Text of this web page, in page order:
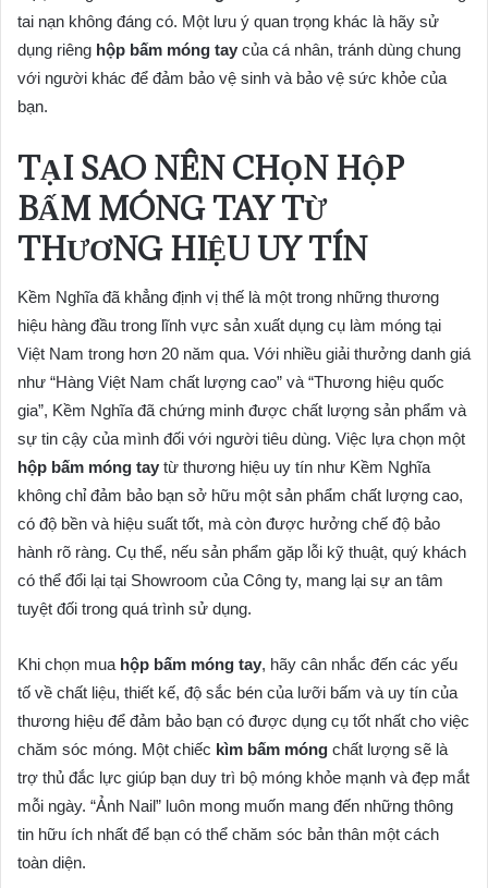
tai nạn không đáng có. Một lưu ý quan trọng khác là hãy sử
dụng riêng hộp bấm móng tay của cá nhân, tránh dùng chung
với người khác để đảm bảo vệ sinh và bảo vệ sức khỏe của
bạn.
TẠI SAO NÊN CHỌNHỘP
BẤM MÓNG TAYTỪ
THƯƠNG HIỆU UY TÍN
Kềm Nghĩa đã khẳng định vị thế là một trong những thương
hiệu hàng đầu trong lĩnh vực sản xuất dụng cụ làm móng tại
Việt Nam trong hơn 20 năm qua. Với nhiều giải thưởng danh giá
như “Hàng Việt Nam chất lượng cao” và “Thương hiệu quốc
gia”, Kềm Nghĩa đã chứng minh được chất lượng sản phẩm và
sự tin cậy của mình đối với người tiêu dùng. Việc lựa chọn một
hộp bấm móng tay từ thương hiệu uy tín như Kềm Nghĩa
không chỉ đảm bảo bạn sở hữu một sản phẩm chất lượng cao,
có độ bền và hiệu suất tốt, mà còn được hưởng chế độ bảo
hành rõ ràng. Cụ thể, nếu sản phẩm gặp lỗi kỹ thuật, quý khách
có thể đổi lại tại Showroom của Công ty, mang lại sự an tâm
tuyệt đối trong quá trình sử dụng.
Khi chọn mua hộp bấm móng tay, hãy cân nhắc đến các yếu
tố về chất liệu, thiết kế, độ sắc bén của lưỡi bấm và uy tín của
thương hiệu để đảm bảo bạn có được dụng cụ tốt nhất cho việc
chăm sóc móng. Một chiếc kìm bấm móng chất lượng sẽ là
trợ thủ đắc lực giúp bạn duy trì bộ móng khỏe mạnh và đẹp mắt
mỗi ngày. “Ảnh Nail” luôn mong muốn mang đến những thông
tin hữu ích nhất để bạn có thể chăm sóc bản thân một cách
toàn diện.